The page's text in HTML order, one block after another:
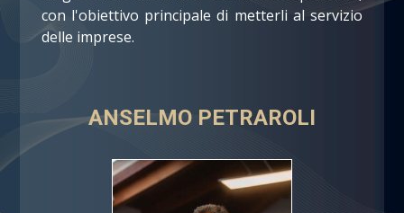
con l'obiettivo principale di metterli al servizio
delle imprese.
ANSELMO PETRAROLI